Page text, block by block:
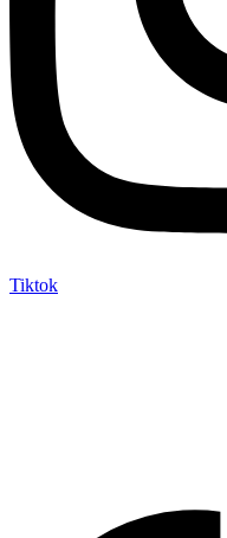
Tiktok